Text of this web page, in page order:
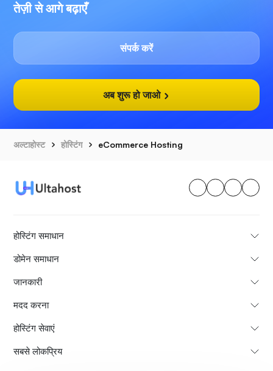
तेज़ी से आगे बढ़ाएँ
संपर्क करें
अब शुरू हो जाओ
अल्टाहोस्ट होस्टिंग eCommerce Hosting
होस्टिंग समाधान
डोमेन समाधान
जानकारी
मदद करना
होस्टिंग सेवाएं
सबसे लोकप्रिय